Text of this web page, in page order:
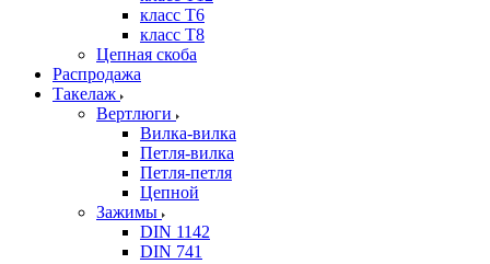
класс Т6
класс Т8
Цепная скоба
Распродажа
Такелаж
Вертлюги
Вилка-вилка
Петля-вилка
Петля-петля
Цепной
Зажимы
DIN 1142
DIN 741